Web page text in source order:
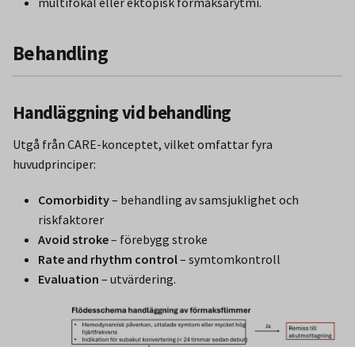
Behandling
Handläggning vid behandling
Utgå från CARE-konceptet, vilket omfattar fyra
huvudprinciper:
Comorbidity– behandling av samsjuklighet och
riskfaktorer
Avoid stroke– förebygg stroke
Rate and rhythm control– symtomkontroll
Evaluation – utvärdering.